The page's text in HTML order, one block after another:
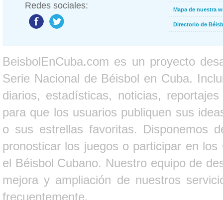
Redes sociales: Mapa de nuestra
Directorio de
BeisbolEnCuba.com es un proyecto
Serie Nacional de Béisbol en Cuba.
diarios, estadísticas, noticias,
para que los usuarios publiquen sus
o sus estrellas favoritas. Disponemos
pronosticar los juegos o participar en
el Béisbol Cubano. Nuestro equipo de
mejora y ampliación de nuestros
frecuentemente.